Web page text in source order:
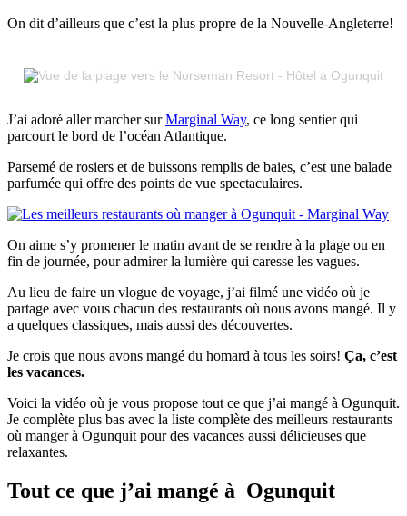
On dit d’ailleurs que c’est la plus propre de la Nouvelle-Angleterre!
J’ai adoré aller marcher surMarginal Way, ce long sentier qui
parcourt le bord de l’océan Atlantique.
Parsemé de rosiers et de buissons remplis de baies, c’est une balade
parfumée qui offre des points de vue spectaculaires.
On aime s’y promener le matin avant de se rendre à la plage ou en
fin de journée, pour admirer la lumière qui caresse les vagues.
Au lieu de faire un vlogue de voyage, j’ai filmé une vidéo où je
partage avec vous chacun des restaurants où nous avons mangé. Il y
a quelques classiques, mais aussi des découvertes.
Je crois que nous avons mangé du homard à tous les soirs! Ça, c’est
les vacances.
Voici la vidéo où je vous propose tout ce que j’ai mangé à Ogunquit.
Je complète plus bas avec la liste complète des meilleurs restaurants
où manger à Ogunquit pour des vacances aussi délicieuses que
relaxantes.
Tout ce que j’ai mangé à Ogunquit